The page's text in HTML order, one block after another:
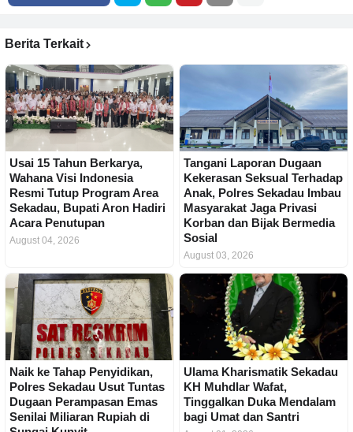
Berita Terkait
Usai 15 Tahun Berkarya,
Wahana Visi Indonesia
Resmi Tutup Program Area
Sekadau, Bupati Aron Hadiri
Acara Penutupan
August 04, 2026
Tangani Laporan Dugaan
Kekerasan Seksual Terhadap
Anak, Polres Sekadau Imbau
Masyarakat Jaga Privasi
Korban dan Bijak Bermedia
Sosial
August 03, 2026
Naik ke Tahap Penyidikan,
Polres Sekadau Usut Tuntas
Dugaan Perampasan Emas
Senilai Miliaran Rupiah di
Ulama Kharismatik Sekadau
KH Muhdlar Wafat,
Tinggalkan Duka Mendalam
bagi Umat dan Santri